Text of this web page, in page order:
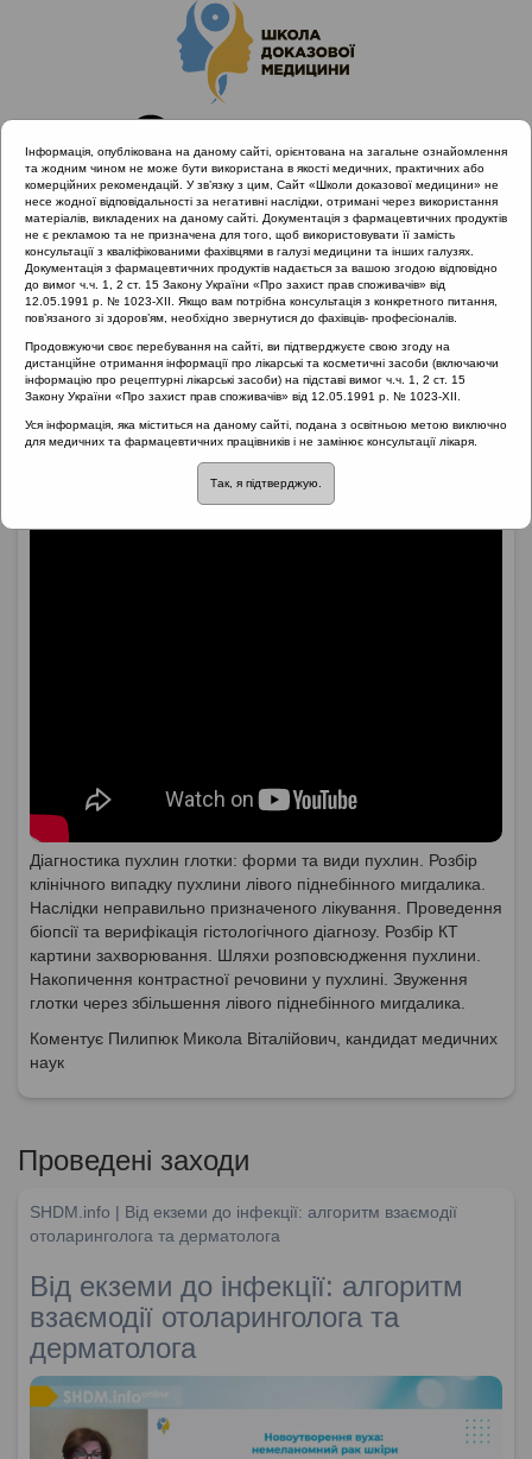
Головна Матеріали за МКХ-11
02 Новоутворення
Клінічний випадок: Пухлина глотки
Клінічний випадок:
Пухлина глотки
Діагностика пухлин глотки: форми та види пухлин. Розбір
клінічного випадку пухлини лівого піднебінного мигдалика.
Наслідки неправильно призначеного лікування. Проведення
біопсії та верифікація гістологічного діагнозу. Розбір КТ
картини захворювання. Шляхи розповсюдження пухлини.
Накопичення контрастної речовини у пухлині. Звуження
глотки через збільшення лівого піднебінного мигдалика.
Коментує Пилипюк Микола Віталійович, кандидат медичних
наук
Проведені заходи
SHDM.info | Від екземи до інфекції: алгоритм взаємодії
отоларинголога та дерматолога
Від екземи до інфекції: алгоритм
взаємодії отоларинголога та
дерматолога
Інформація, опублікована на даному сайті, орієнтована на загальне ознайомлення
та жодним чином не може бути використана в якості медичних, практичних або
комерційних рекомендацій. У зв’язку з цим, Сайт «Школи доказової медицини» не
несе жодної відповідальності за негативні наслідки, отримані через використання
матеріалів, викладених на даному сайті. Документація з фармацевтичних продуктів
не є рекламою та не призначена для того, щоб використовувати її замість
консультації з кваліфікованими фахівцями в галузі медицини та інших галузях.
Документація з фармацевтичних продуктів надається за вашою згодою відповідно
до вимог ч.ч. 1, 2 ст. 15 Закону України «Про захист прав споживачів» від
12.05.1991 р. № 1023-XII. Якщо вам потрібна консультація з конкретного питання,
пов’язаного зі здоров’ям, необхідно звернутися до фахівців- професіоналів.
Продовжуючи своє перебування на сайті, ви підтверджуєте свою згоду на
дистанційне отримання інформації про лікарські та косметичні засоби (включаючи
інформацію про рецептурні лікарські засоби) на підставі вимог ч.ч. 1, 2 ст. 15
Закону України «Про захист прав споживачів» від 12.05.1991 р. № 1023-XII.
Уся інформація, яка міститься на даному сайті, подана з освітньою метою виключно
для медичних та фармацевтичних працівників і не замінює консультації лікаря.
Так, я підтверджую.